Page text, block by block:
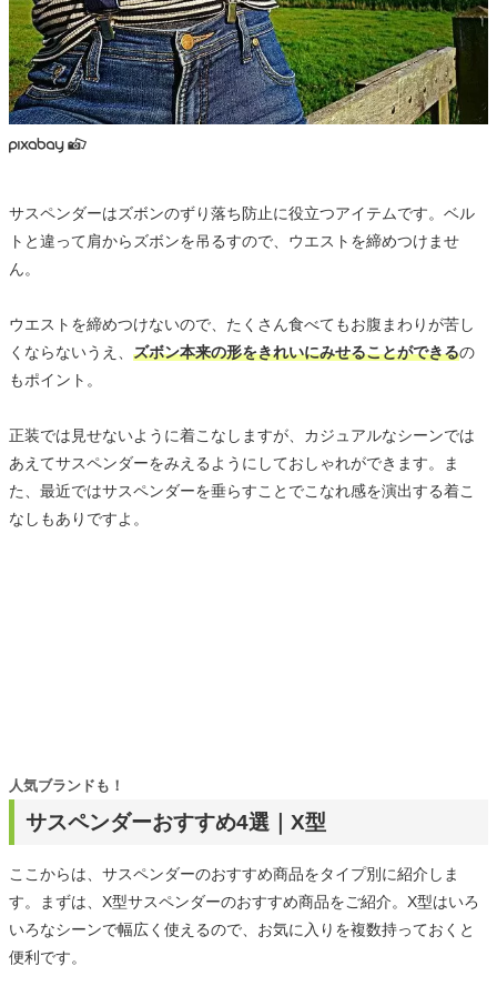
サスペンダーはズボンのずり落ち防止に役立つアイテムです。ベル
トと違って肩からズボンを吊るすので、ウエストを締めつけませ
ん。
ウエストを締めつけないので、たくさん食べてもお腹まわりが苦し
くならないうえ、 ズボン本来の形をきれいにみせることができるの
もポイント。
正装では見せないように着こなしますが、カジュアルなシーンでは
あえてサスペンダーをみえるようにしておしゃれができます。ま
た、最近ではサスペンダーを垂らすことでこなれ感を演出する着こ
なしもありですよ。
サスペンダーおすすめ4選｜X型
人気ブランドも！
ここからは、サスペンダーのおすすめ商品をタイプ別に紹介しま
す。まずは、X型サスペンダーのおすすめ商品をご紹介。X型はいろ
いろなシーンで幅広く使えるので、お気に入りを複数持っておくと
便利です。